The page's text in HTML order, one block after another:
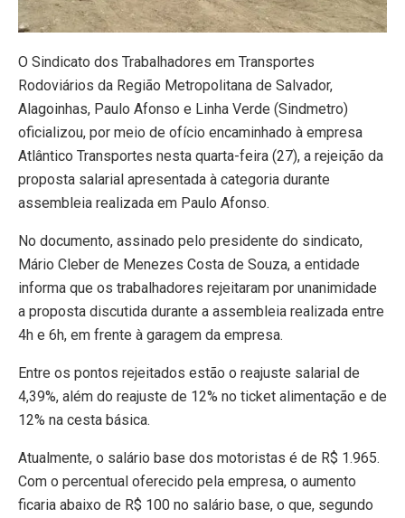
O Sindicato dos Trabalhadores em Transportes
Rodoviários da Região Metropolitana de Salvador,
Alagoinhas, Paulo Afonso e Linha Verde (Sindmetro)
oficializou, por meio de ofício encaminhado à empresa
Atlântico Transportes nesta quarta-feira (27), a rejeição da
proposta salarial apresentada à categoria durante
assembleia realizada em Paulo Afonso.
No documento, assinado pelo presidente do sindicato,
Mário Cleber de Menezes Costa de Souza, a entidade
informa que os trabalhadores rejeitaram por unanimidade
a proposta discutida durante a assembleia realizada entre
4h e 6h, em frente à garagem da empresa.
Entre os pontos rejeitados estão o reajuste salarial de
4,39%, além do reajuste de 12% no ticket alimentação e de
12% na cesta básica.
Atualmente, o salário base dos motoristas é de R$ 1.965.
Com o percentual oferecido pela empresa, o aumento
ficaria abaixo de R$ 100 no salário base, o que, segundo